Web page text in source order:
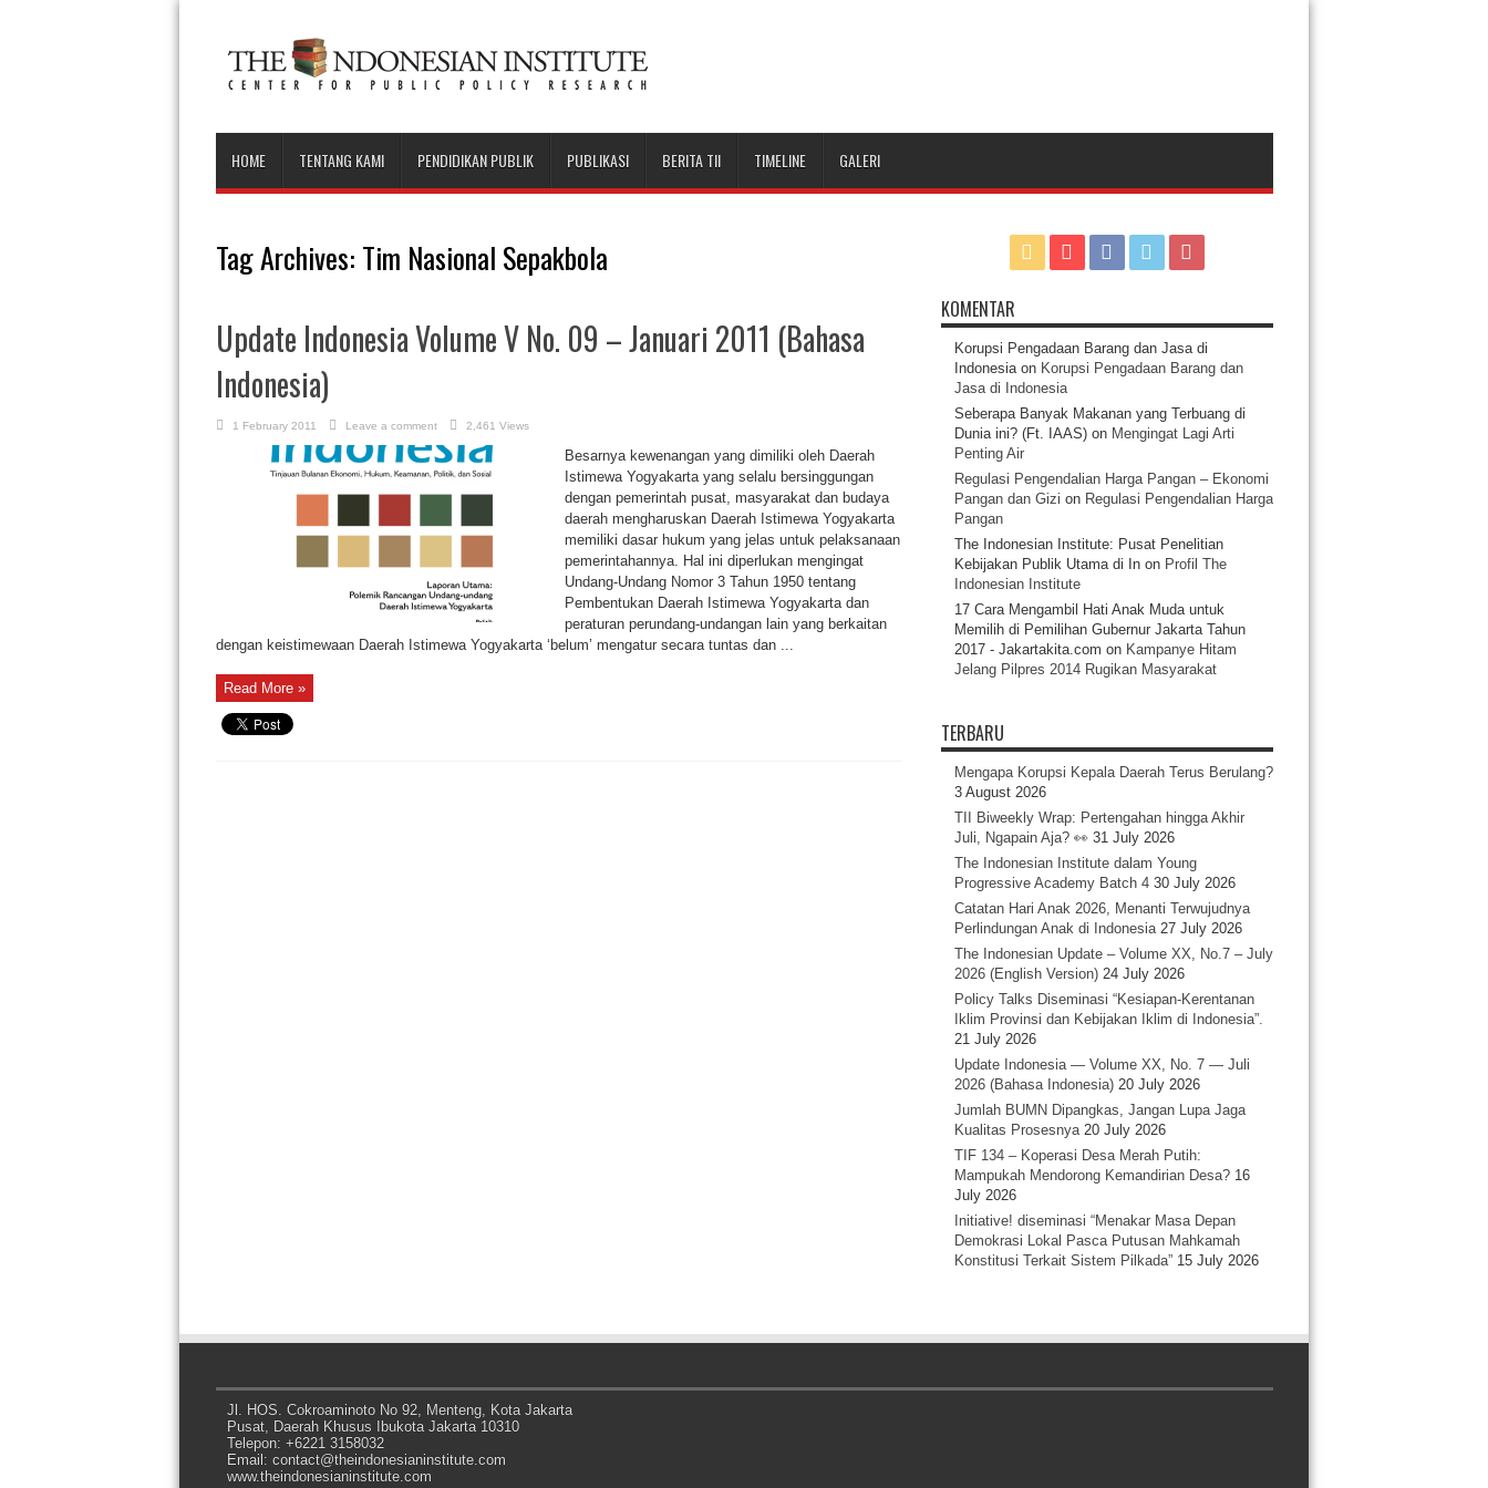
HOME TENTANG KAMI PENDIDIKAN PUBLIK PUBLIKASI BERITA TII TIMELINE GALERI
Tag Archives: Tim Nasional Sepakbola
Update Indonesia Volume V No. 09 – Januari 2011 (Bahasa
Indonesia)
1 February 2011 Leave a comment 2,461 Views
Besarnya kewenangan yang dimiliki oleh Daerah
Istimewa Yogyakarta yang selalu bersinggungan
dengan pemerintah pusat, masyarakat dan budaya
daerah mengharuskan Daerah Istimewa Yogyakarta
memiliki dasar hukum yang jelas untuk pelaksanaan
pemerintahannya. Hal ini diperlukan mengingat
Undang-Undang Nomor 3 Tahun 1950 tentang
Pembentukan Daerah Istimewa Yogyakarta dan
peraturan perundang-undangan lain yang berkaitan
dengan keistimewaan Daerah Istimewa Yogyakarta ‘belum’ mengatur secara tuntas dan ...
Read More »
KOMENTAR
Korupsi Pengadaan Barang dan Jasa di
Indonesiaon Korupsi Pengadaan Barang dan
Jasa di Indonesia
Seberapa Banyak Makanan yang Terbuang di
Dunia ini? (Ft. IAAS)on Mengingat Lagi Arti
Penting Air
Regulasi Pengendalian Harga Pangan – Ekonomi
Pangan dan Gizi on Regulasi Pengendalian Harga
Pangan
The Indonesian Institute: Pusat Penelitian
Kebijakan Publik Utama di Inon Profil The
Indonesian Institute
17 Cara Mengambil Hati Anak Muda untuk
Memilih di Pemilihan Gubernur Jakarta Tahun
2017 - Jakartakita.com on Kampanye Hitam
Jelang Pilpres 2014 Rugikan Masyarakat
TERBARU
Mengapa Korupsi Kepala Daerah Terus Berulang?
3 August 2026
TII Biweekly Wrap: Pertengahan hingga Akhir
Juli, Ngapain Aja? 👀 31 July 2026
The Indonesian Institute dalam Young
Progressive Academy Batch 4 30 July 2026
Catatan Hari Anak 2026, Menanti Terwujudnya
Perlindungan Anak di Indonesia 27 July 2026
The Indonesian Update – Volume XX, No.7 – July
2026 (English Version) 24 July 2026
Policy Talks Diseminasi “Kesiapan-Kerentanan
Iklim Provinsi dan Kebijakan Iklim di Indonesia”.
21 July 2026
Update Indonesia — Volume XX, No. 7 — Juli
2026 (Bahasa Indonesia) 20 July 2026
Jumlah BUMN Dipangkas, Jangan Lupa Jaga
Kualitas Prosesnya 20 July 2026
TIF 134 – Koperasi Desa Merah Putih:
Mampukah Mendorong Kemandirian Desa? 16
July 2026
Initiative! diseminasi “Menakar Masa Depan
Demokrasi Lokal Pasca Putusan Mahkamah
Konstitusi Terkait Sistem Pilkada” 15 July 2026
Jl. HOS. Cokroaminoto No 92, Menteng, Kota Jakarta
Pusat, Daerah Khusus Ibukota Jakarta 10310
Telepon: +6221 3158032
Email: contact@theindonesianinstitute.com
www.theindonesianinstitute.com